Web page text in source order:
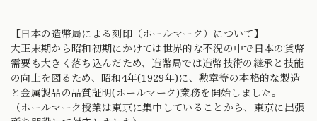
【日本の造幣局による刻印（ホールマーク）について】
大正末期から昭和初期にかけては世界的な不況の中で日本の貨幣
需要も大きく落ち込んだため、造幣局では造幣技術の継承と技能
の向上を図るため、昭和4年(1929年)に、勲章等の本格的な製造
と金属製品の品質証明(ホールマーク)業務を開始しました。
（ホールマーク授業は東京に集中していることから、東京に出張